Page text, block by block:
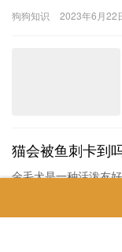
菲猫…
狗狗知识 2023年6月22
猫会被鱼刺卡到
金毛犬是一种活泼友
友好和好奇。然而，
讨。此外，了解金毛
狗狗知识 2023年12月3